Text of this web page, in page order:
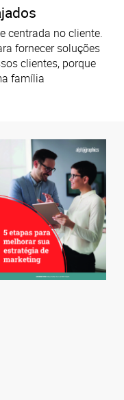
centrada no cliente.
fornecer soluções
clientes, porque
família